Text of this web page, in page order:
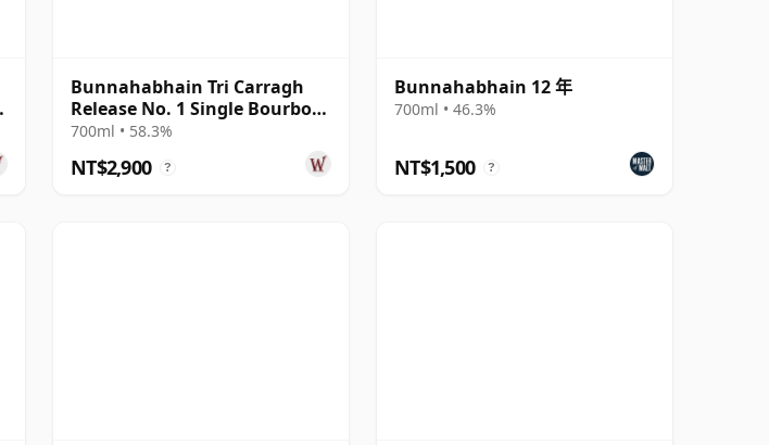
Bunnahabhain Tri Carragh
Release No. 1 Single Bourbon
Cask Scot 2013 9 年
700ml • 58.3%
NT$2,900 ?
Bunnahabhain 12 年
700ml • 46.3%
NT$1,500 ?